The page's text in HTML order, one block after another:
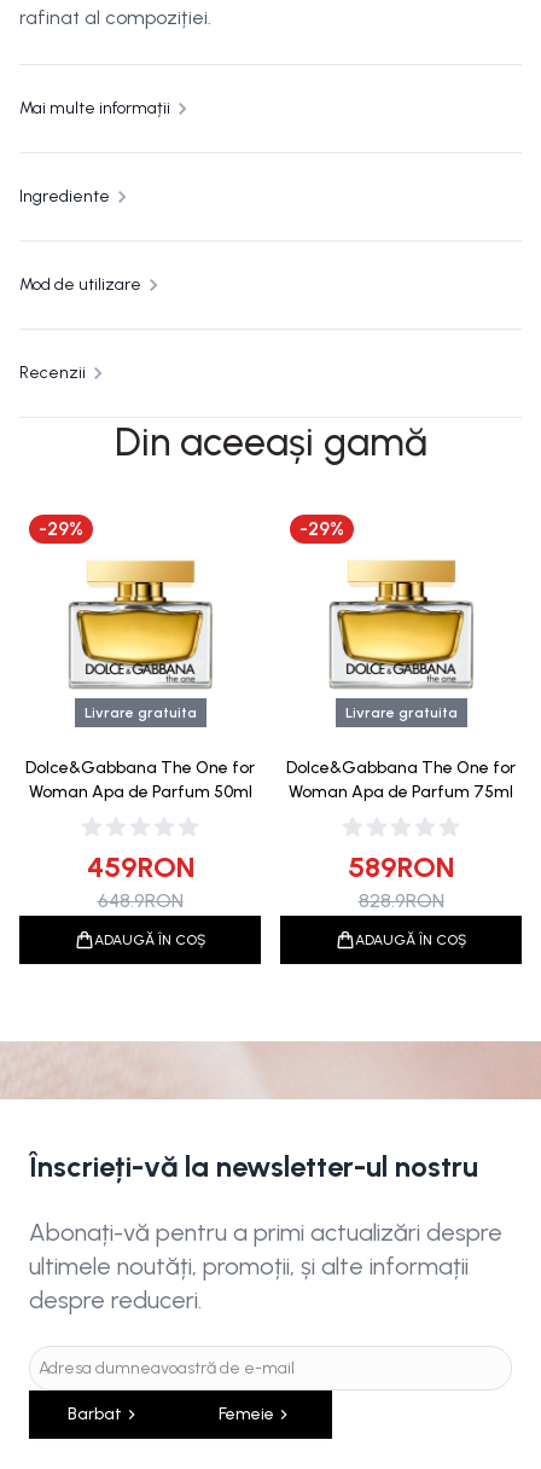
rafinat al compoziției.
Mai multe informații
Ingrediente
Mod de utilizare
Recenzii
Din aceeași gamă
-29%
Livrare gratuita
Dolce&Gabbana The One for
Woman Apa de Parfum 50ml
459RON
648.9RON
ADAUGĂ ÎN COȘ
-29%
Livrare gratuita
Dolce&Gabbana The One for
Woman Apa de Parfum 75ml
589RON
828.9RON
ADAUGĂ ÎN COȘ
Înscrieți-vă la newsletter-ul nostru
Abonați-vă pentru a primi actualizări despre
ultimele noutăți, promoții, și alte informații
despre reduceri.
Barbat Femeie